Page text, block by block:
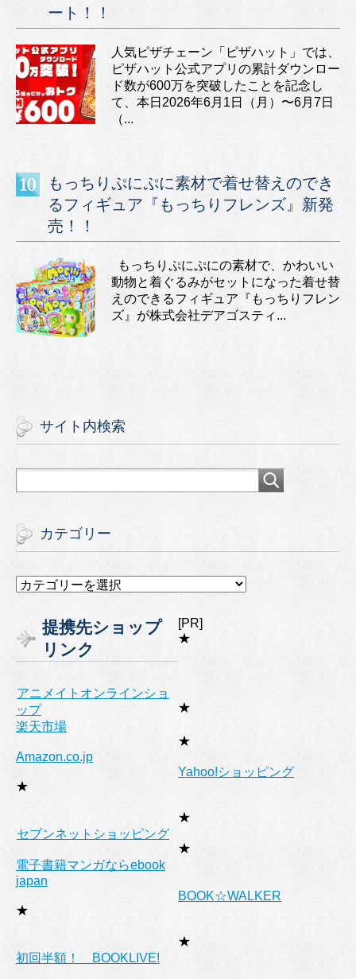
ート！！
人気ピザチェーン「ピザハット」では、
ピザハット公式アプリの累計ダウンロー
ド数が600万を突破したことを記念し
て、本日2026年6月1日（月）〜6月7日
（...
もっちりぷにぷに素材で着せ替えのでき
るフィギュア『もっちりフレンズ』新発
売！！
もっちりぷにぷにの素材で、かわいい
動物と着ぐるみがセットになった着せ替
えのできるフィギュア『もっちりフレン
ズ』が株式会社デアゴスティ...
サイト内検索
カテゴリー
カ
リ
ー
提携先ショップ
リンク
[PR]
★
アニメイトオンラインショ
ップ
★
楽天市場
★
Amazon.co.jp
★
Yahoo!ショッピング
★
セブンネットショッピング
★
電子書籍マンガならebook
japan
★
BOOK☆WALKER
★
初回半額！ BOOKLIVE!